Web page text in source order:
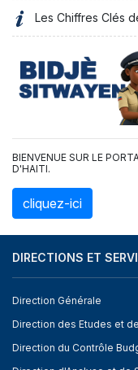
Les Chiffres Clés
BIENVENUE SUR LE
D'HAITI.
cliquez-ici
DIRECTIONS ET
Direction Générale
Direction des Etudes et
Direction du Contrôle